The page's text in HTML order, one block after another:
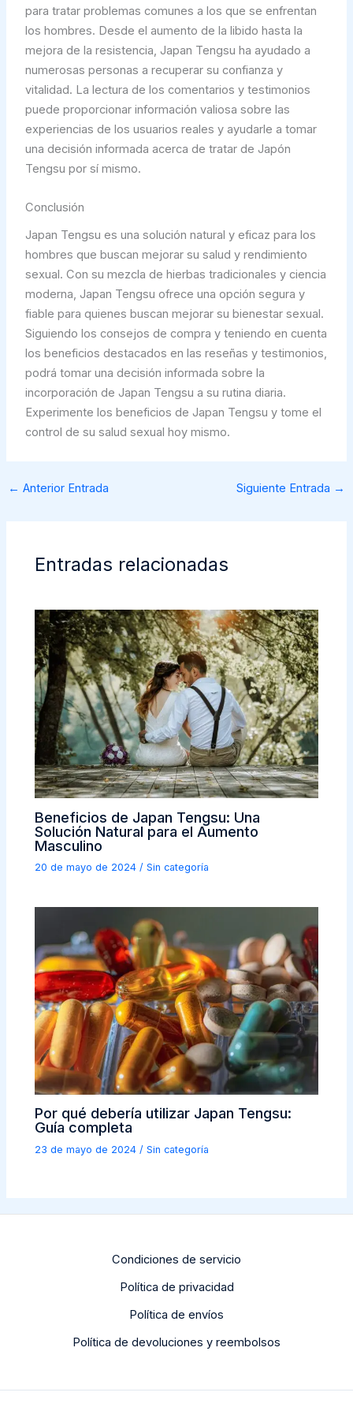
para tratar problemas comunes a los que se enfrentan
los hombres. Desde el aumento de la libido hasta la
mejora de la resistencia, Japan Tengsu ha ayudado a
numerosas personas a recuperar su confianza y
vitalidad. La lectura de los comentarios y testimonios
puede proporcionar información valiosa sobre las
experiencias de los usuarios reales y ayudarle a tomar
una decisión informada acerca de tratar de Japón
Tengsu por sí mismo.
Conclusión
Japan Tengsu es una solución natural y eficaz para los
hombres que buscan mejorar su salud y rendimiento
sexual. Con su mezcla de hierbas tradicionales y ciencia
moderna, Japan Tengsu ofrece una opción segura y
fiable para quienes buscan mejorar su bienestar sexual.
Siguiendo los consejos de compra y teniendo en cuenta
los beneficios destacados en las reseñas y testimonios,
podrá tomar una decisión informada sobre la
incorporación de Japan Tengsu a su rutina diaria.
Experimente los beneficios de Japan Tengsu y tome el
control de su salud sexual hoy mismo.
← Anterior Entrada Siguiente Entrada →
Entradas relacionadas
Beneficios de Japan Tengsu: Una
Solución Natural para el Aumento
Masculino
20 de mayo de 2024 /Sin categoría
Por qué debería utilizar Japan Tengsu:
Guía completa
23 de mayo de 2024 /Sin categoría
Condiciones de servicio
Política de privacidad
Política de envíos
Política de devoluciones y reembolsos
Italian